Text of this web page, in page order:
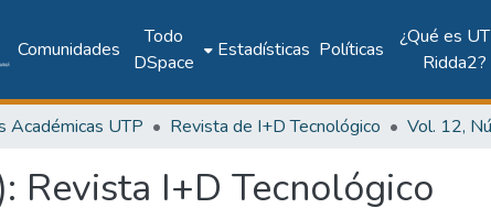
Comunidades
Todo
DSpace
Estadísticas Políticas
¿Qué es
Ridda2?
Académicas UTP Revista de I+D Tecnológico
Revista I+D Tecnológico